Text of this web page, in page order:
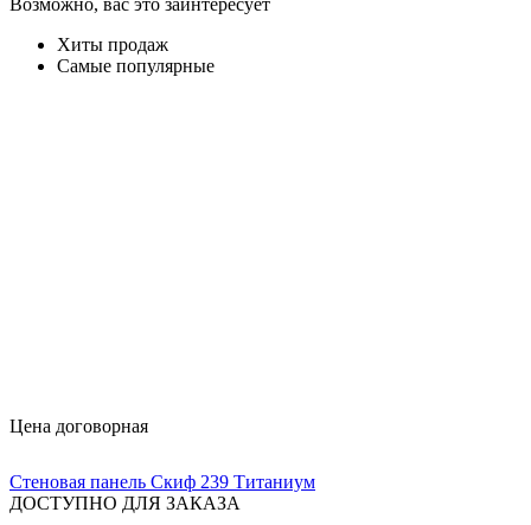
Возможно, вас это заинтересует
Хиты продаж
Самые популярные
Цена договорная
Стеновая панель Скиф 239 Титаниум
ДОСТУПНО ДЛЯ ЗАКАЗА